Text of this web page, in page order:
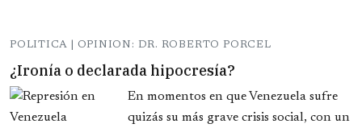
POLITICA | OPINION: DR. ROBERTO PORCEL
¿Ironía o declarada hipocresía?
En momentos en que Venezuela sufre
quizás su más grave crisis social, con un